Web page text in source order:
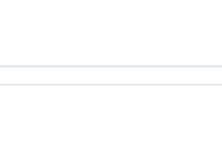
야를 충족
라인 적